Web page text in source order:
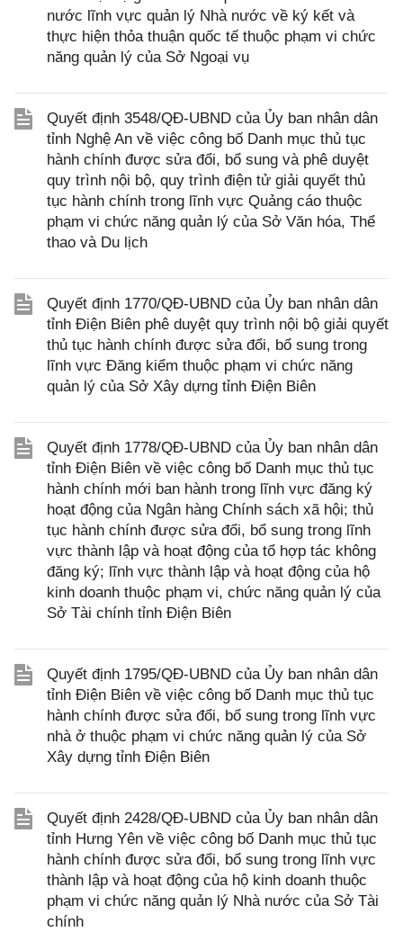
nước lĩnh vực quản lý Nhà nước về ký kết và
thực hiện thỏa thuận quốc tế thuộc phạm vi chức
năng quản lý của Sở Ngoại vụ
Quyết định 3548/QĐ-UBND của Ủy ban nhân dân
tỉnh Nghệ An về việc công bố Danh mục thủ tục
hành chính được sửa đổi, bổ sung và phê duyệt
quy trình nội bộ, quy trình điện tử giải quyết thủ
tục hành chính trong lĩnh vực Quảng cáo thuộc
phạm vi chức năng quản lý của Sở Văn hóa, Thể
thao và Du lịch
Quyết định 1770/QĐ-UBND của Ủy ban nhân dân
tỉnh Điện Biên phê duyệt quy trình nội bộ giải quyết
thủ tục hành chính được sửa đổi, bổ sung trong
lĩnh vực Đăng kiểm thuộc phạm vi chức năng
quản lý của Sở Xây dựng tỉnh Điện Biên
Quyết định 1778/QĐ-UBND của Ủy ban nhân dân
tỉnh Điện Biên về việc công bố Danh mục thủ tục
hành chính mới ban hành trong lĩnh vực đăng ký
hoạt động của Ngân hàng Chính sách xã hội; thủ
tục hành chính được sửa đổi, bổ sung trong lĩnh
vực thành lập và hoạt động của tổ hợp tác không
đăng ký; lĩnh vực thành lập và hoạt động của hộ
kinh doanh thuộc phạm vi, chức năng quản lý của
Sở Tài chính tỉnh Điện Biên
Quyết định 1795/QĐ-UBND của Ủy ban nhân dân
tỉnh Điện Biên về việc công bố Danh mục thủ tục
hành chính được sửa đổi, bổ sung trong lĩnh vực
nhà ở thuộc phạm vi chức năng quản lý của Sở
Xây dựng tỉnh Điện Biên
Quyết định 2428/QĐ-UBND của Ủy ban nhân dân
tỉnh Hưng Yên về việc công bố Danh mục thủ tục
hành chính được sửa đổi, bổ sung trong lĩnh vực
thành lập và hoạt động của hộ kinh doanh thuộc
phạm vi chức năng quản lý Nhà nước của Sở Tài
chính